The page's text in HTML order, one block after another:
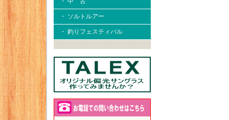
・ ソルトルアー
・ 釣りフェスティバル